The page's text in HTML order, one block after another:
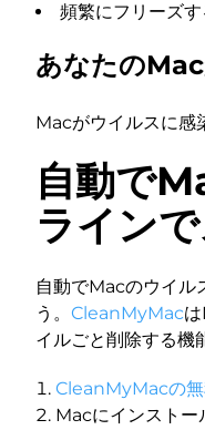
頻繁にフリーズす
あなたの
Macがウイルスに感
自動で
ライン
自動でMacのウイル
う。 CleanMyMac
イルごと削除する機
CleanMyMacの
Macにインストー